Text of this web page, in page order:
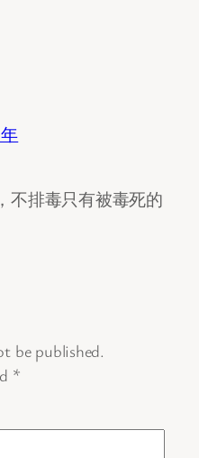
不排毒只有被毒死的
be published.
*